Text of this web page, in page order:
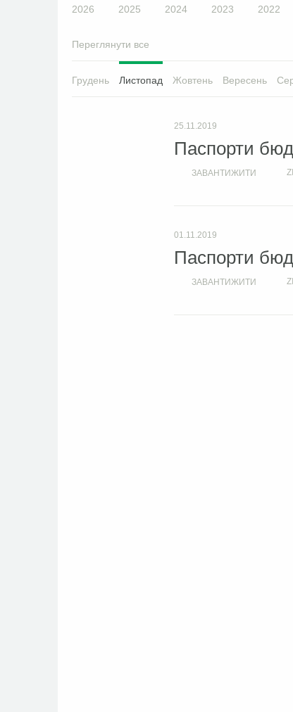
2026 2025 2024 2023 2022
Переглянути все
Грудень Листопад Жовтень Вересень
25.11.2019
Паспорти
ЗАВАНТИЖИТИ
01.11.2019
Паспорти
ЗАВАНТИЖИТИ